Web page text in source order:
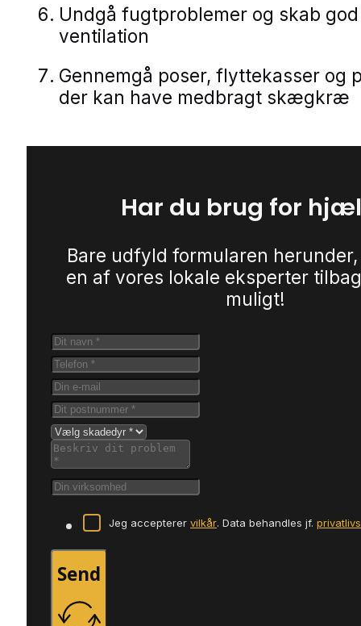
Undgå fugtproblemer og skab god
ventilation
Gennemgå poser, flyttekasser og
der kan have medbragt skægkræ
Har du brug for
Bare udfyld formularen
en af vores lokale eksperter
muligt!
Jeg accepterer vilkår. Data behandles jf.
Send